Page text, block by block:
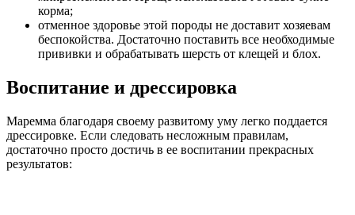
корма;
отменное здоровье этой породы не доставит хозяевам
беспокойства. Достаточно поставить все необходимые
прививки и обрабатывать шерсть от клещей и блох.
Воспитание и дрессировка
Маремма благодаря своему развитому уму легко поддается
дрессировке. Если следовать несложным правилам,
достаточно просто достичь в ее воспитании прекрасных
результатов: